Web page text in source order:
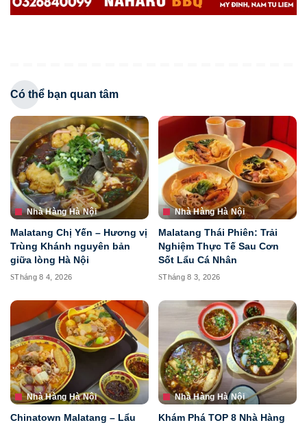
Có thể bạn quan tâm
Nhà Hàng Hà Nội
Malatang Chị Yến – Hương vị
Trùng Khánh nguyên bản
giữa lòng Hà Nội
Tháng 8 4, 2026
Nhà Hàng Hà Nội
Malatang Thái Phiên: Trải
Nghiệm Thực Tế Sau Cơn
Sốt Lẩu Cá Nhân
Tháng 8 3, 2026
Nhà Hàng Hà Nội
Chinatown Malatang – Lẩu
Nhà Hàng Hà Nội
Khám Phá TOP 8 Nhà Hàng